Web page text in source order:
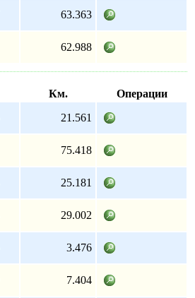
63.363
62.988
Км.
Операции
21.561
75.418
25.181
29.002
3.476
7.404